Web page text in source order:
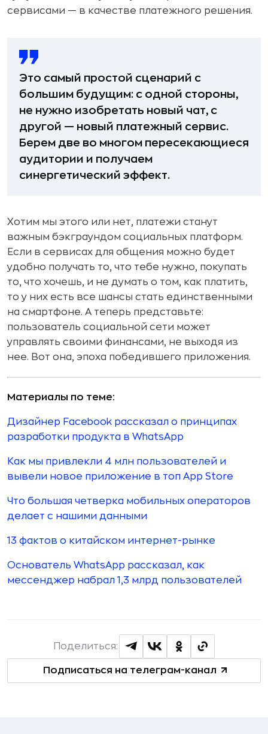
сервисами — в качестве платежного решения.
Это самый простой сценарий с
большим будущим: с одной стороны,
не нужно изобретать новый чат, с
другой — новый платежный сервис.
Берем две во многом пересекающиеся
аудитории и получаем
синергетический эффект.
Хотим мы этого или нет, платежи станут
важным бэкграундом социальных платформ.
Если в сервисах для общения можно будет
удобно получать то, что тебе нужно, покупать
то, что хочешь, и не думать о том, как платить,
то у них есть все шансы стать единственными
на смартфоне. А теперь представьте:
пользователь социальной сети может
управлять своими финансами, не выходя из
нее. Вот она, эпоха победившего приложения.
Материалы по теме:
Дизайнер Facebook рассказал о принципах
разработки продукта в WhatsApp
Как мы привлекли 4 млн пользователей и
вывели новое приложение в топ App Store
Что большая четверка мобильных операторов
делает с нашими данными
13 фактов о китайском интернет-рынке
Основатель WhatsApp рассказал, как
мессенджер набрал 1,3 млрд пользователей
Подписаться на телеграм-канал
Поделиться: